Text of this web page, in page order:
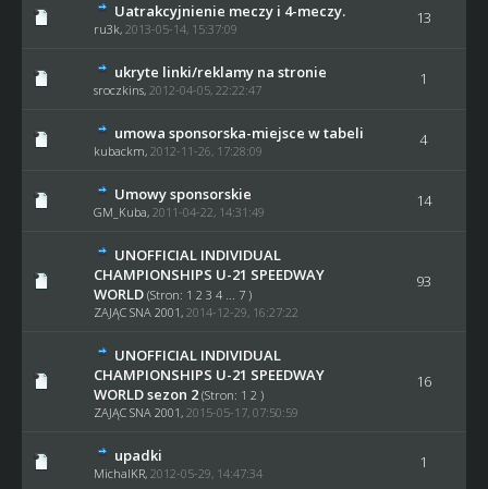
Uatrakcyjnienie meczy i 4-meczy.
ru3k, 2013-05-14, 15:37:09
13
ukryte linki/reklamy na stronie
sroczkins, 2012-04-05, 22:22:47
1
umowa sponsorska-miejsce w tabeli
kubackm, 2012-11-26, 17:28:09
4
Umowy sponsorskie
GM_Kuba, 2011-04-22, 14:31:49
14
UNOFFICIAL INDIVIDUAL
CHAMPIONSHIPS U-21 SPEEDWAY
WORLD (Stron: 1 2 3 4 ... 7 )
ZAJĄC SNA 2001, 2014-12-29, 16:27:22
93
UNOFFICIAL INDIVIDUAL
CHAMPIONSHIPS U-21 SPEEDWAY
WORLD sezon 2 (Stron: 1 2 )
ZAJĄC SNA 2001, 2015-05-17, 07:50:59
16
upadki
MichalKR, 2012-05-29, 14:47:34
1